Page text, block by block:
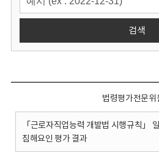
검색
법령평가전문위
「근로자직업능력 개발법 시행규칙」
침해요인 평가 결과